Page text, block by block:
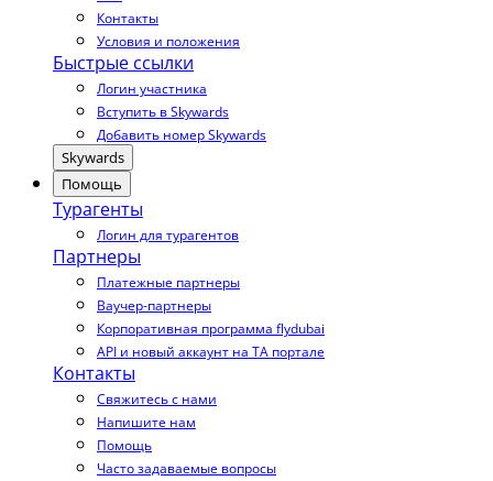
Контакты
Условия и положения
Быстрые ссылки
Логин участника
Вступить в Skywards
Добавить номер Skywards
Skywards
Помощь
Турагенты
Логин для турагентов
Партнеры
Платежные партнеры
Ваучер-партнеры
Корпоративная программа flydubai
API и новый аккаунт на TA портале
Контакты
Свяжитесь с нами
Напишите нам
Помощь
Часто задаваемые вопросы